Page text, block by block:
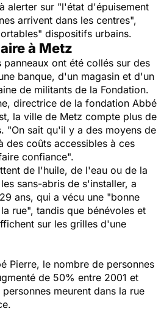
alerter sur "l'état d'épuisement
arrivent dans les centres",
dispositifs urbains.
à Metz
panneaux ont été collés sur des
banque, d'un magasin et d'un
de militants de la Fondation.
directrice de la fondation Abbé
la ville de Metz compte plus de
"On sait qu'il y a des moyens de
des coûts accessibles à ces
confiance".
de l'huile, de l'eau ou de la
sans-abris de s'installer, a
ans, qui a vécu une "bonne
rue", tandis que bénévoles et
sur les grilles d'une
Pierre, le nombre de personnes
de 50% entre 2001 et
meurent dans la rue